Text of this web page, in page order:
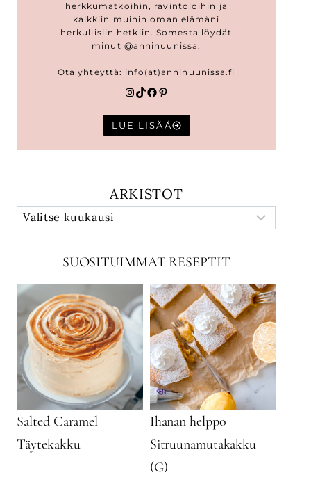
herkkumatkoihin, ravintoloihin ja
kaikkiin muihin oman elämäni
herkullisiin hetkiin. Somesta löydät
minut @anninuunissa.
Ota yhteyttä: info(at)anninuunissa.fi
Instagram
TikTok
Facebook
Pinterest
LUE LISÄÄ
ARKISTOT
SUOSITUIMMAT RESEPTIT
Salted Caramel
Täytekakku
Ihanan helppo
Sitruunamutakakku
(G)